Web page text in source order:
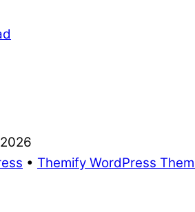
2026
• Themify WordPress